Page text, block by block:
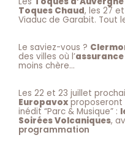
Toques Chaud, les 27
Viaduc de Garabit. Tout
Le saviez-vous ?
des villes où l’
moins chère…
Les 22 et 23 juillet
Europavoxproposeront
inédit “Parc & Musique” :
Soirées Volcaniques,
programmation